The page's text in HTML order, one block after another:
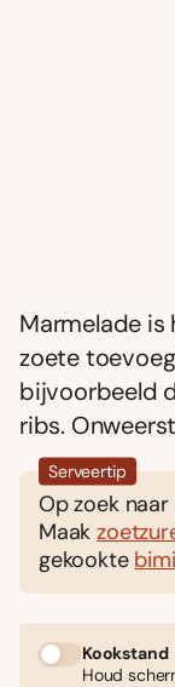
Marmelade is
zoete
bijvoorbeeld
ribs.
Serveertip
Op zoek
Maak
gekookte bimi
Kookstand
Houd